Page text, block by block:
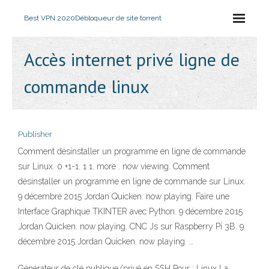
Best VPN 2020Débloqueur de site torrent
Accès internet privé ligne de
commande linux
Publisher
Comment désinstaller un programme en ligne de commande
sur Linux. 0 +1-1. 1 1. more . now viewing. Comment
désinstaller un programme en ligne de commande sur Linux.
9 décembre 2015 Jordan Quicken. now playing. Faire une
Interface Graphique TKINTER avec Python. 9 décembre 2015
Jordan Quicken. now playing. CNC Js sur Raspberry Pi 3B. 9
décembre 2015 Jordan Quicken. now playing. …